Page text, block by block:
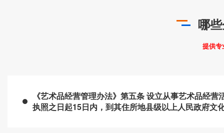
哪
提供专
《艺术品经营管理办法》第五条 设立从事艺术品经
执照之日起15日内，到其住所地县级以上人民政府文